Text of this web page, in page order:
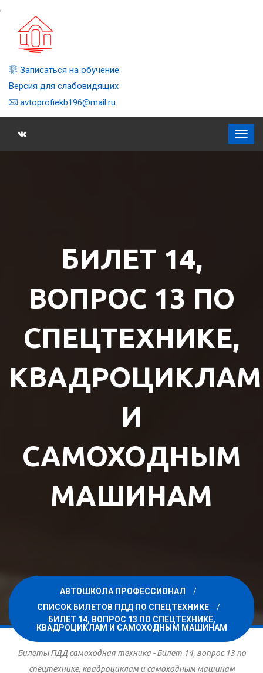
,
Записаться на обучение
Версия для слабовидящих
avtoprofiekb196@mail.ru
БИЛЕТ 14,
ВОПРОС 13 ПО
СПЕЦТЕХНИКЕ,
КВАДРОЦИКЛАМ
И
САМОХОДНЫМ
МАШИНАМ
АВТОШКОЛА ПРОФЕССИОНАЛ
СПИСОК БИЛЕТОВ ПДД ПО СПЕЦТЕХНИКЕ
БИЛЕТ 14, ВОПРОС 13 ПО СПЕЦТЕХНИКЕ,
КВАДРОЦИКЛАМ И САМОХОДНЫМ МАШИНАМ
Билеты ПДД самоходная техника - Билет 14, вопрос 13 по
спецтехнике, квадроциклам и самоходным машинам